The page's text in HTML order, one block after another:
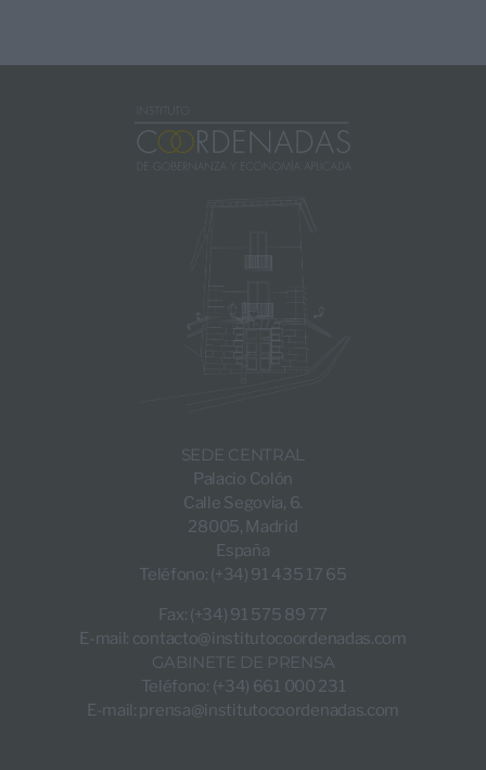
SEDE CENTRAL
Palacio Colón
Calle Segovia, 6.
28005, Madrid
España
Teléfono: (+34) 91 435 17 65
Fax: (+34) 91 575 89 77
E-mail: contacto@institutocoordenadas.com
GABINETE DE PRENSA
Teléfono: (+34) 661 000 231
E-mail: prensa@institutocoordenadas.com